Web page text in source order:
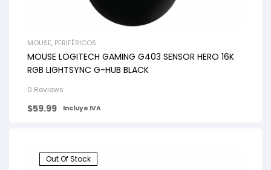
MOUSE, PERIFÉRICOS
MOUSE LOGITECH GAMING G403 SENSOR HERO 16K
RGB LIGHTSYNC G-HUB BLACK
0 Reviews
$59.99 Incluye IVA
Out Of Stock